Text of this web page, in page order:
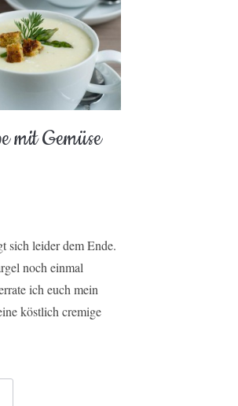
mit Gemüse
sich leider dem Ende.
noch einmal
ich euch mein
köstlich cremige